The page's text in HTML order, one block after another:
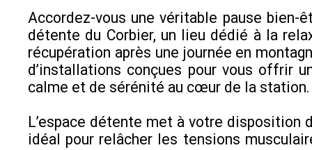
Accordez-vous une véritable pause bien-
détente du Corbier, un lieu dédié à la
récupération après une journée en
d’installations conçues pour vous offrir
calme et de sérénité au cœur de la station.
L’espace détente met à votre disposition
idéal pour relâcher les tensions